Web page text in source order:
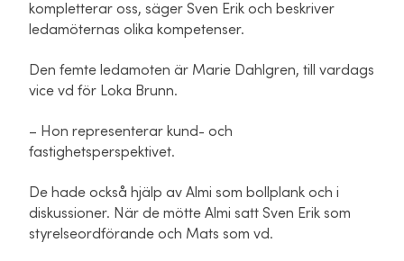
kompletterar oss, säger Sven Erik och beskriver
ledamöternas olika kompetenser.
Den femte ledamoten är Marie Dahlgren, till vardags
vice vd för Loka Brunn.
– Hon representerar kund- och
fastighetsperspektivet.
De hade också hjälp av Almi som bollplank och i
diskussioner. När de mötte Almi satt Sven Erik som
styrelseordförande och Mats som vd.